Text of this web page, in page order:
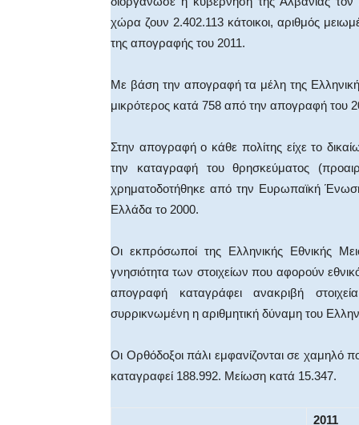
χώρα ζουν 2.402.113 κάτοικοι, αριθμός
της απογραφής του 2011.
Με βάση την απογραφή τα μέλη της
μικρότερος κατά 758 από την απογραφή του
Στην απογραφή ο κάθε πολίτης είχε το
την καταγραφή του θρησκεύματος
χρηματοδοτήθηκε από την Ευρωπαϊκή
Ελλάδα το 2000.
Οι εκπρόσωποί της Ελληνικής Εθνικής
γνησιότητα των στοιχείων που αφορούν
απογραφή καταγράφει ανακριβή
συρρικνωμένη η αριθμητική δύναμη του
Οι Ορθόδοξοι πάλι εμφανίζονται σε χαμηλό
καταγραφεί 188.992. Μείωση κατά 15.347.
2011